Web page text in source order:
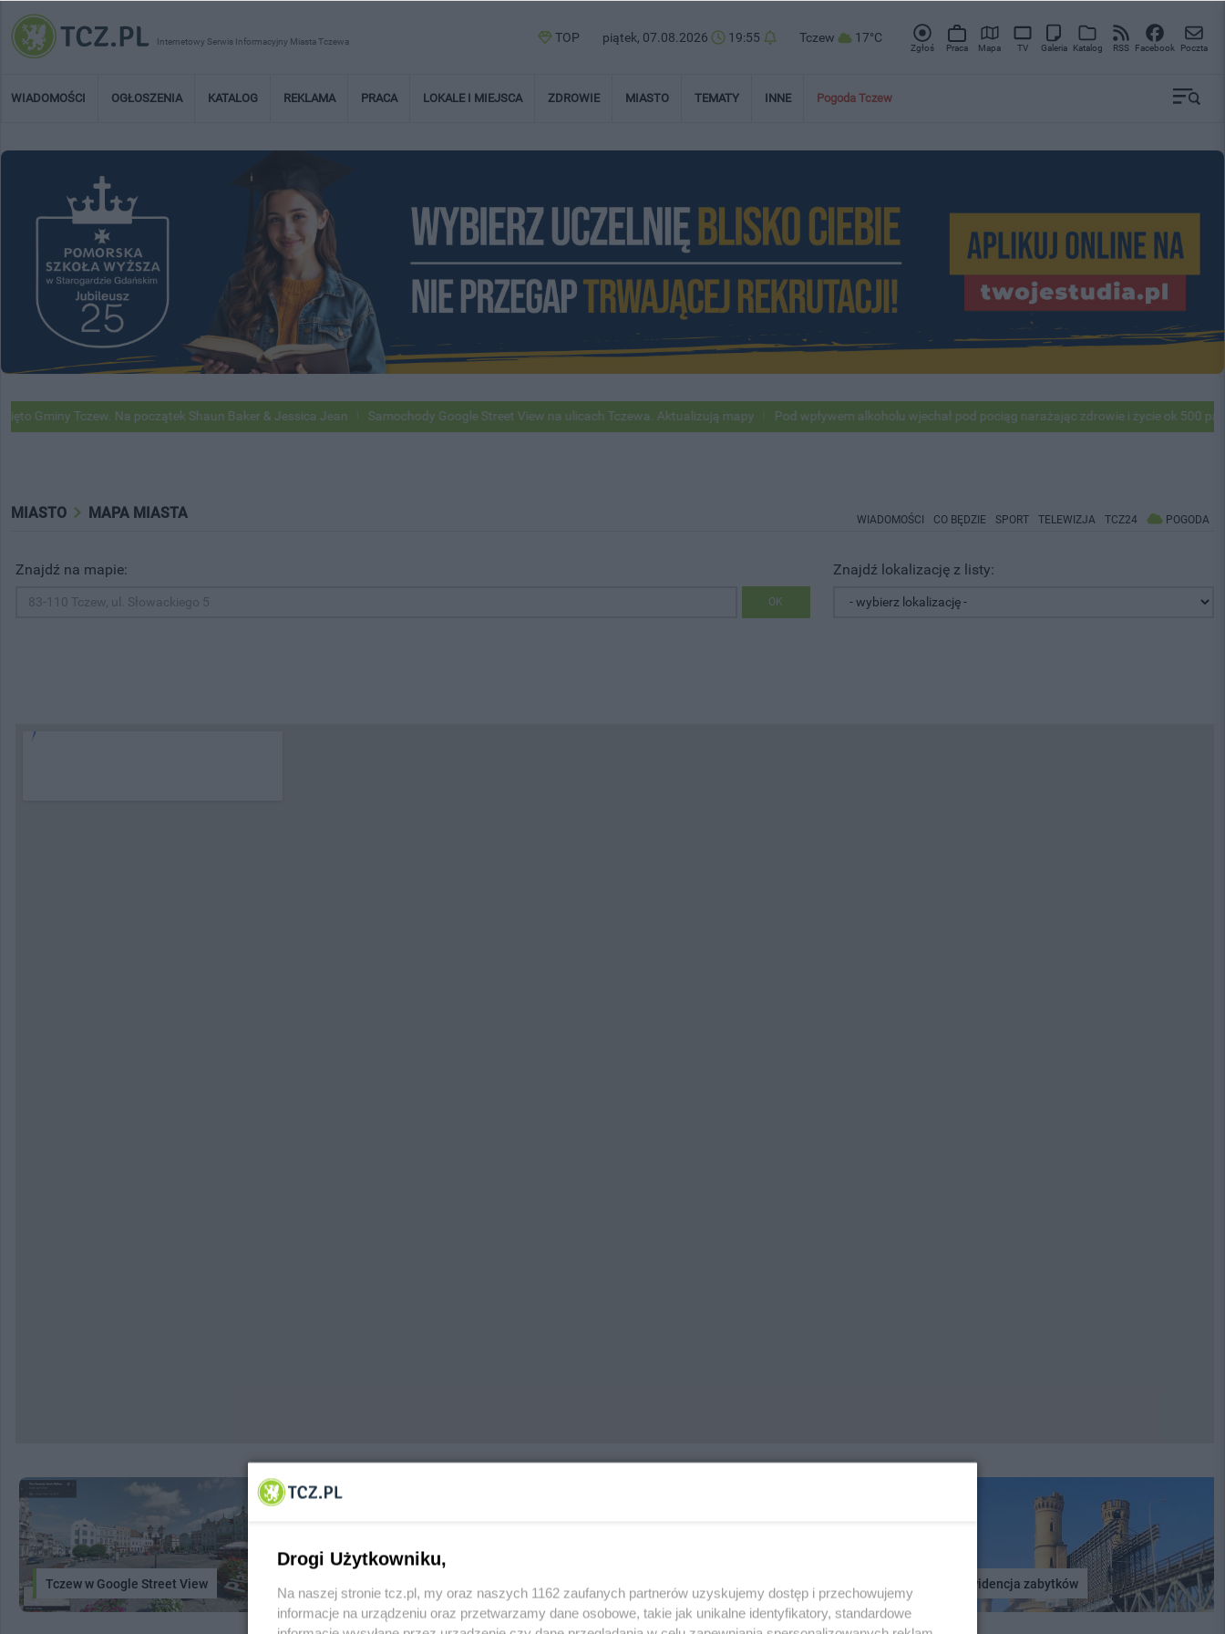
Internetowy Serwis Informacyjny Miasta Tczewa TOP piątek, 07.08.2026 19:55 Tczew 17°C
Zgłoś Praca Mapa TV Galeria Katalog RSS Facebook Poczta
WIADOMOŚCI OGŁOSZENIA KATALOG REKLAMA PRACA LOKALE I MIEJSCA ZDROWIE MIASTO TEMATY INNE Pogoda Tczew
Tczew. Na początek Shaun Baker & Jessica Jean Samochody Google Street View na ulicach Tczewa. Aktualizują mapy Pod wpływem alkoholu wjechał pod pociąg narażając zdrowie i życie ok 500
MIASTO MAPA MIASTA WIADOMOŚCI CO BĘDZIE SPORT TELEWIZJA TCZ24 POGODA
Znajdź na mapie:
OK
Znajdź lokalizację z listy:
Tczew w Google Street View Ewidencja zabytków
Drogi Użytkowniku,
Na naszej stronie tcz.pl, my oraz naszych 1162 zaufanych partnerów uzyskujemy dostęp i przechowujemy
informacje na urządzeniu oraz przetwarzamy dane osobowe, takie jak unikalne identyfikatory, standardowe